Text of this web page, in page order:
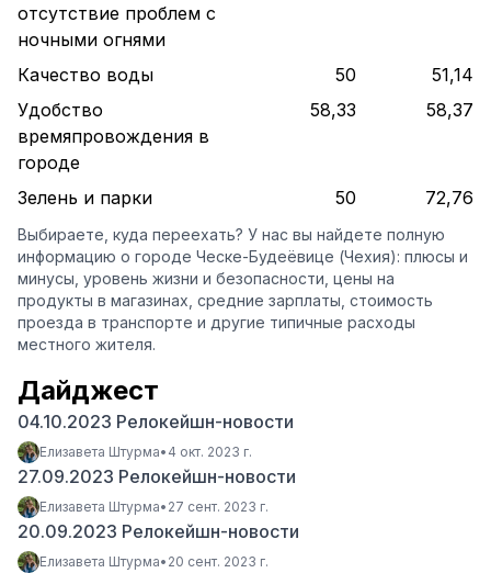
отсутствие проблем с
ночными огнями
Качество воды 50
51,14
Удобство
времяпровождения в
городе
58,33 58,37
Зелень и парки 50 72,76
Выбираете, куда переехать? У нас вы найдете полную
информацию о городе Ческе-Будеёвице (Чехия): плюсы и
минусы, уровень жизни и безопасности, цены на
продукты в магазинах, средние зарплаты, стоимость
проезда в транспорте и другие типичные расходы
местного жителя.
Дайджест
04.10.2023 Релокейшн-новости
Елизавета Штурма• 4 окт. 2023 г.
27.09.2023 Релокейшн-новости
Елизавета Штурма• 27 сент. 2023 г.
20.09.2023 Релокейшн-новости
Елизавета Штурма• 20 сент. 2023 г.